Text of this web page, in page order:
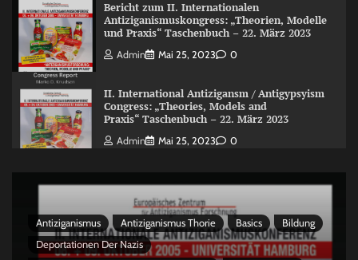
Bericht zum II. Internationalen
Antiziganismuskongress: „Theorien, Modelle
und Praxis“ Taschenbuch – 22. März 2023
Admin Mai 25, 2023 0
II. International Antizigansm / Antigypsyism
Congress: „Theories, Models and
Praxis“ Taschenbuch – 22. März 2023
Admin Mai 25, 2023 0
Antiziganismus Antiziganismus Thorie Basics
Bildung
Deportationen Der Nazis